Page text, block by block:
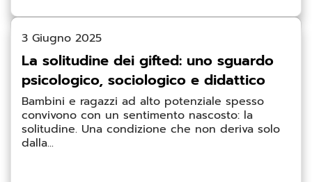
3 Giugno 2025
La solitudine dei gifted: uno sguardo
psicologico, sociologico e didattico
Bambini e ragazzi ad alto potenziale spesso
convivono con un sentimento nascosto: la
solitudine. Una condizione che non deriva solo
dalla...